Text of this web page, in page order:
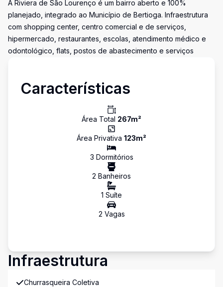
A Riviera de São Lourenço é um bairro aberto e 100%
planejado, integrado ao Município de Bertioga. Infraestrutura
com shopping center, centro comercial e de serviços,
hipermercado, restaurantes, escolas, atendimento médico e
odontológico, flats, postos de abastecimento e serviços
Características
Área Total 267m²
Área Privativa 123m²
3 Dormitórios
2 Banheiros
1 Suíte
2 Vagas
Infraestrutura
Churrasqueira Coletiva